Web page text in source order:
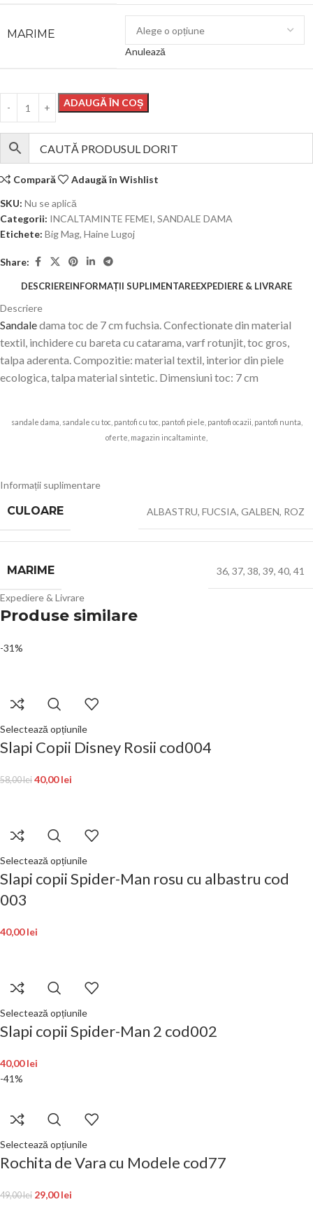
MARIME
Anulează
ADAUGĂ ÎN COȘ
Compară
Adaugă în Wishlist
SKU: Nu se aplică
Categorii: INCALTAMINTE FEMEI, SANDALE DAMA
Etichete: Big Mag, Haine Lugoj
Share:
DESCRIEREINFORMAȚII SUPLIMENTAREEXPEDIERE & LIVRARE
Descriere
Sandaledama toc de 7 cm fuchsia. Confectionate din material
textil, inchidere cu bareta cu catarama, varf rotunjit, toc gros,
talpa aderenta. Compozitie: material textil, interior din piele
ecologica, talpa material sintetic. Dimensiuni toc: 7 cm
sandale dama, sandale cu toc, pantofi cu toc, pantofi piele, pantofi ocazii, pantofi nunta,
oferte, magazin incaltaminte,
Informații suplimentare
CULOARE ALBASTRU, FUCSIA, GALBEN, ROZ
MARIME 36, 37, 38, 39, 40, 41
Expediere & Livrare
Produse similare
-31%
Selectează opțiunile
Slapi Copii Disney Rosii cod004
58,00lei 40,00lei
Selectează opțiunile
Slapi copii Spider-Man rosu cu albastru cod
003
40,00lei
Selectează opțiunile
Slapi copii Spider-Man 2 cod002
40,00lei
-41%
Selectează opțiunile
Rochita de Vara cu Modele cod77
49,00lei 29,00lei